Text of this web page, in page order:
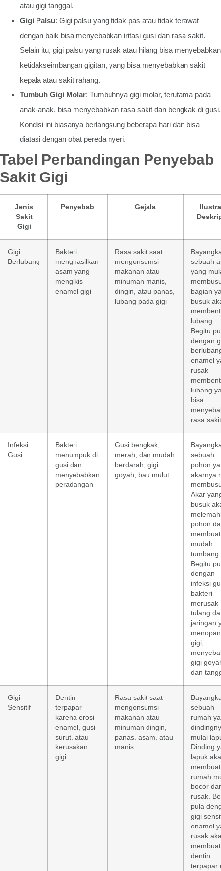
atau gigi tanggal.
Gigi Palsu: Gigi palsu yang tidak pas atau tidak terawat
dengan baik bisa menyebabkan iritasi gusi dan rasa sakit.
Selain itu, gigi palsu yang rusak atau hilang bisa menyebabkan
ketidakseimbangan gigitan, yang bisa menyebabkan sakit
kepala atau sakit rahang.
Tumbuh Gigi Molar: Tumbuhnya gigi molar, terutama pada
anak-anak, bisa menyebabkan rasa sakit dan bengkak di gusi.
Kondisi ini biasanya berlangsung beberapa hari dan bisa
diatasi dengan obat pereda nyeri.
Tabel Perbandingan Penyebab
Sakit Gigi
Jenis
Sakit
Gigi
Penyebab Gejala
Gigi
Berlubang
Bakteri
menghasilkan
asam yang
mengikis
enamel gigi
Rasa sakit saat
mengonsumsi
makanan atau
minuman manis,
dingin, atau panas,
lubang pada gigi
sebuah
yang
bagian
busuk
lubang.
Begitu
dengan
enamel
rusak
lubang
bisa
rasa
Infeksi
Gusi
Bakteri
menumpuk di
gusi dan
menyebabkan
peradangan
Gusi bengkak,
merah, dan mudah
berdarah, gigi
goyah, bau mulut
sebuah
pohon
akarnya
Akar
busuk
pohon
mudah
tumbang.
Begitu
dengan
infeksi
bakteri
merusak
tulang
jaringan
gigi,
gigi
dan
Gigi
Sensitif
Dentin
terpapar
karena erosi
enamel, gusi
surut, atau
kerusakan
gigi
Rasa sakit saat
mengonsumsi
makanan atau
minuman dingin,
panas, asam, atau
manis
sebuah
rumah
mulai
Dinding
lapuk
membuat
rumah
bocor
rusak.
pula
gigi
enamel
rusak
membuat
dentin
terpapar